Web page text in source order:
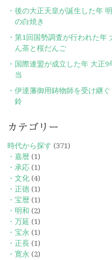
後の大正天皇が誕生した年
の白焼き
第1回国勢調査が行われた年
ん茶と桜だんご
国際連盟が成立した年 大正
当
伊達藩御用鋳物師を受け継
鈴
カテゴリー
時代から探す (371)
・嘉暦 (1)
・承応 (1)
・文化 (4)
・正徳 (1)
・宝暦 (1)
・明和 (2)
・万延 (1)
・宝永 (1)
・正長 (1)
・寛永 (2)